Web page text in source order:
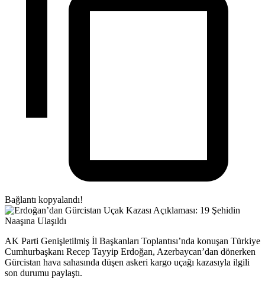
Bağlantı kopyalandı!
AK Parti Genişletilmiş İl Başkanları Toplantısı’nda konuşan Türkiye
Cumhurbaşkanı Recep Tayyip Erdoğan, Azerbaycan’dan dönerken
Gürcistan hava sahasında düşen askeri kargo uçağı kazasıyla ilgili
son durumu paylaştı.